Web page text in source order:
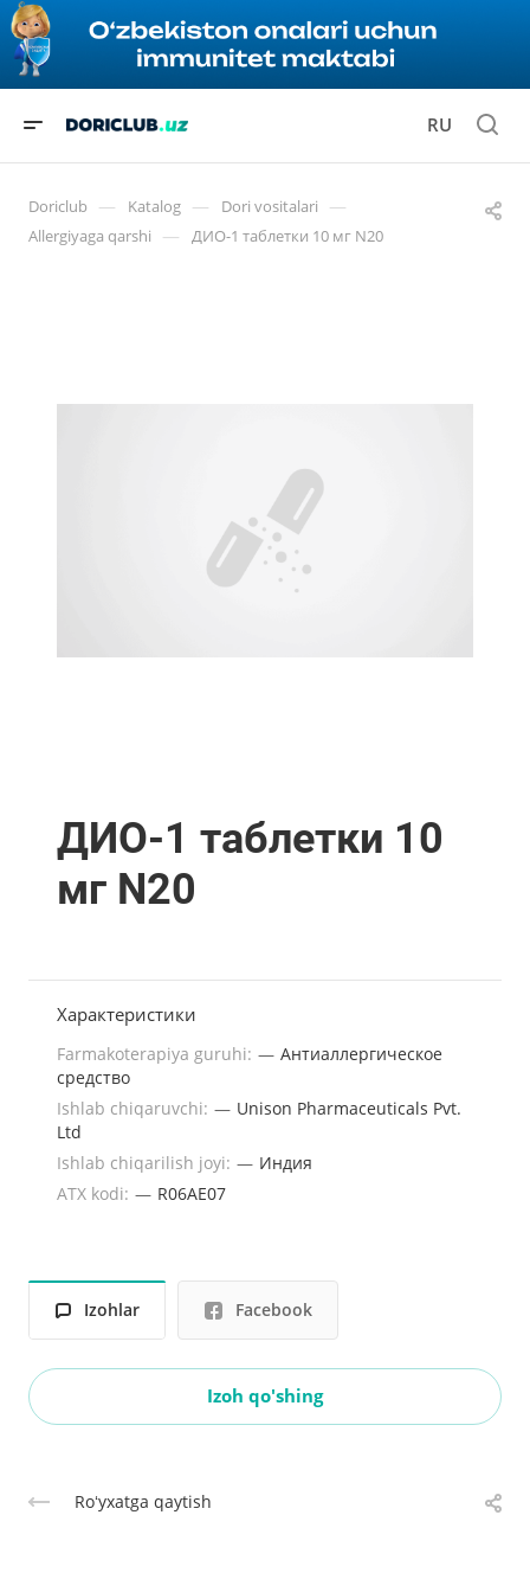
RU
Doriclub — Katalog — Dori vositalari —
Allergiyaga qarshi — ДИО-1 таблетки 10 мг N20
ДИО-1 таблетки 10
мг N20
Характеристики
Farmakoterapiya guruhi: — Антиаллергическое
средство
Ishlab chiqaruvchi: — Unison Pharmaceuticals Pvt.
Ltd
Ishlab chiqarilish joyi: — Индия
ATX kodi: — R06AE07
Izohlar Facebook
Izoh qo'shing
Roʻyxatga qaytish